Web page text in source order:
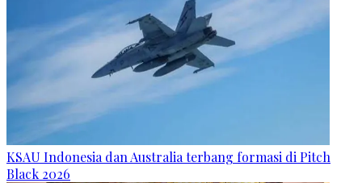
KSAU Indonesia dan Australia terbang formasi di Pitch
Black 2026